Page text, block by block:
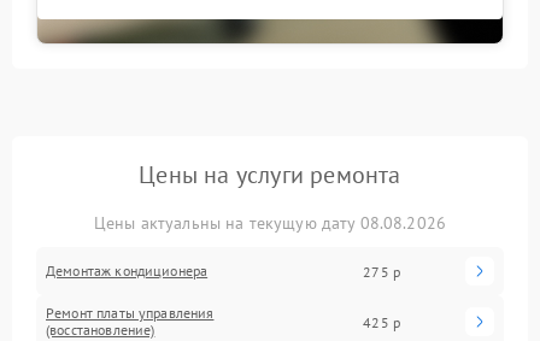
Цены на услуги ремонта
Цены актуальны на текущую дату 08.08.2026
Демонтаж кондиционера 275 р
Ремонт платы управления
(восстановление)
425 р